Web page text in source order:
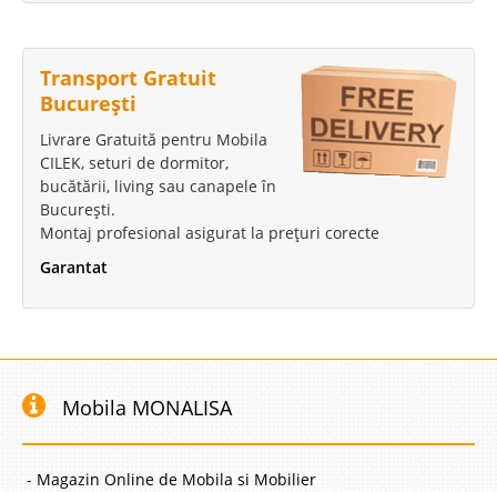
Transport Gratuit
București
Livrare Gratuită pentru Mobila
CILEK, seturi de dormitor,
bucătării, living sau canapele în
București.
Montaj profesional asigurat la prețuri corecte
Garantat
Mobila MONALISA
- Magazin Online de Mobila si Mobilier